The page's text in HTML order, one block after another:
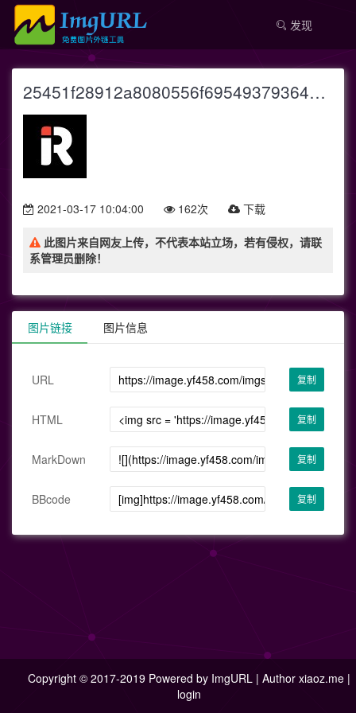
发现
25451f28912a8080556f695493793646.jpeg
2021-03-17 10:04:00 162次 下载
此图片来自网友上传，不代表本站立场，若有侵权，请联
系管理员删除！
图片链接 图片信息
URL 复制
HTML 复制
MarkDown 复制
BBcode 复制
Copyright © 2017-2019 Powered by ImgURL | Author xiaoz.me |
login